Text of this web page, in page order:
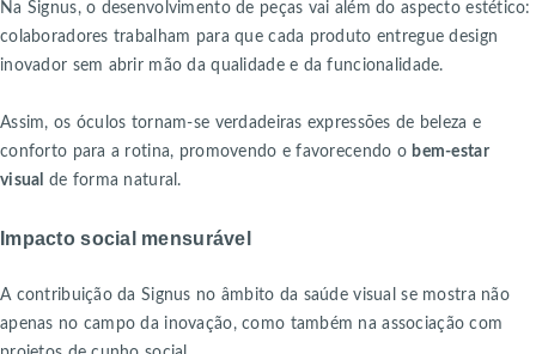
Na Signus, o desenvolvimento de peças vai além do aspecto estético:
colaboradores trabalham para que cada produto entregue design
inovador sem abrir mão da qualidade e da funcionalidade.
Assim, os óculos tornam-se verdadeiras expressões de beleza e
conforto para a rotina, promovendo e favorecendo o bem-estar
visual de forma natural.
Impacto social mensurável
A contribuição da Signus no âmbito da saúde visual se mostra não
apenas no campo da inovação, como também na associação com